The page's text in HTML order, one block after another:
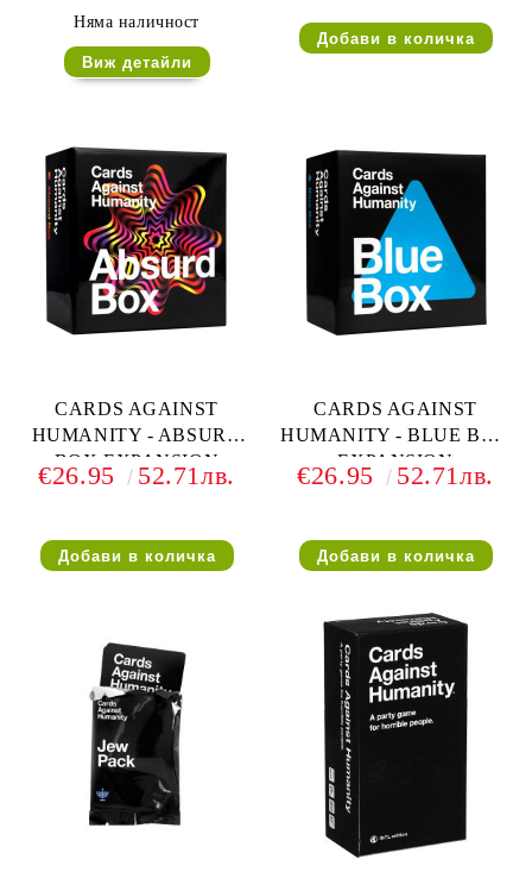
Няма наличност
Виж детайли
CARDS AGAINST
HUMANITY - ABSURD
BOX EXPANSION
€26.95 52.71лв.
CARDS AGAINST
HUMANITY - BLUE BOX
EXPANSION
€26.95 52.71лв.